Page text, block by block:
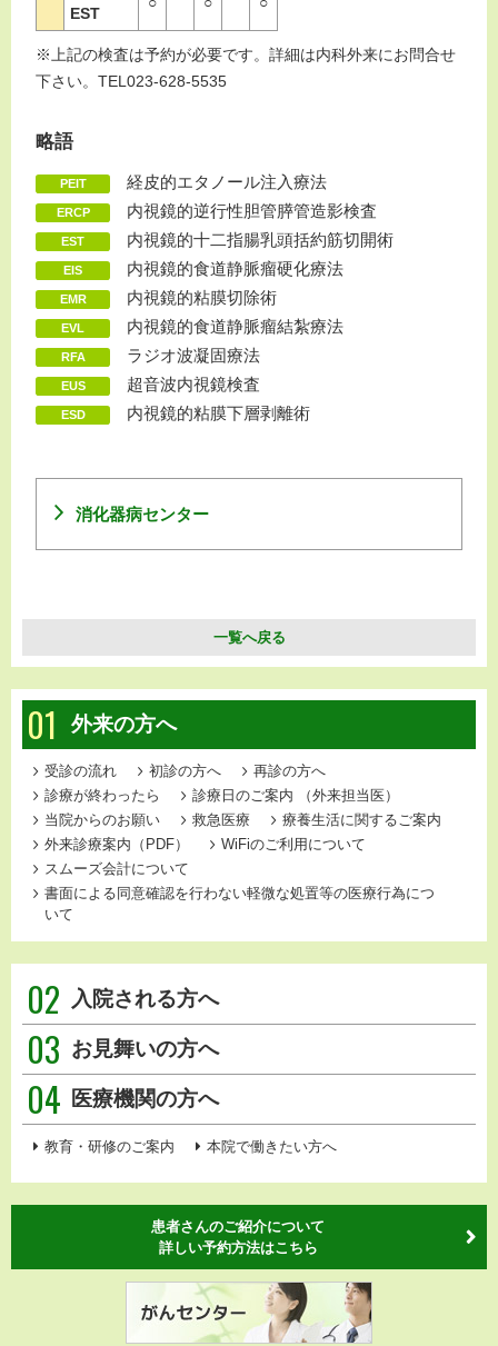
EST
※上記の検査は予約が必要です。詳細は内科外来にお問合せ
下さい。TEL023-628-5535
略語
PEIT 経皮的エタノール注入療法
ERCP 内視鏡的逆行性胆管膵管造影検査
EST 内視鏡的十二指腸乳頭括約筋切開術
EIS 内視鏡的食道静脈瘤硬化療法
EMR 内視鏡的粘膜切除術
EVL 内視鏡的食道静脈瘤結紮療法
RFA ラジオ波凝固療法
EUS 超音波内視鏡検査
ESD 内視鏡的粘膜下層剥離術
消化器病センター
一覧へ戻る
01 外来の方へ
受診の流れ 初診の方へ
再診の方へ
診療が終わったら
診療日のご案内
（外来担当医）
当院からのお願い
救急医療
療養生活に関するご案内
外来診療案内（PDF）
WiFiのご利用について
スムーズ会計について
書面による同意確認を行わない軽微な処置等の医療行為につ
いて
02 入院される方へ
03 お見舞いの方へ
04 医療機関の方へ
教育・研修のご案内 本院で働きたい方へ
患者さんのご紹介について
詳しい予約方法はこちら